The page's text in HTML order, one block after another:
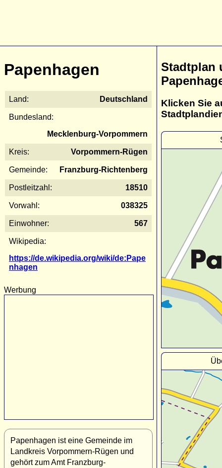
Papenhagen
Land: Deutschland
Bundesland:
Mecklenburg-Vorpommern
Kreis: Vorpommern-Rügen
Gemeinde: Franzburg-Richtenberg
Postleitzahl: 18510
Vorwahl: 038325
Einwohner: 567
Wikipedia:
https://de.wikipedia.org/wiki/de:Pape
nhagen
Werbung
Papenhagen ist eine Gemeinde im
Landkreis Vorpommern-Rügen und
gehört zum Amt Franzburg-
Stadtplan
Klicken Sie